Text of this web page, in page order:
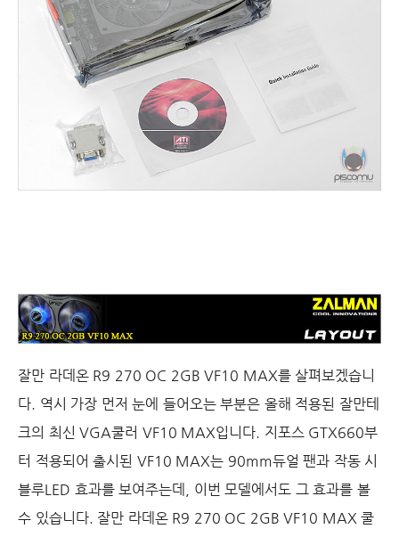
잘만 라데온R9 270 OC 2GB VF10 MAX를 살펴보겠습니
다. 역시 가장 먼저 눈에 들어오는 부분은 올해 적용된 잘만테
크의 최신 VGA쿨러 VF10 MAX입니다. 지포스 GTX660부
터 적용되어 출시된 VF10 MAX는 90mm듀얼 팬과 작동 시
블루LED 효과를 보여주는데
이번 모델에서도 그 효과를 볼
수 있습니다. 잘만 라데온R9 270 OC 2GB VF10 MAX 쿨